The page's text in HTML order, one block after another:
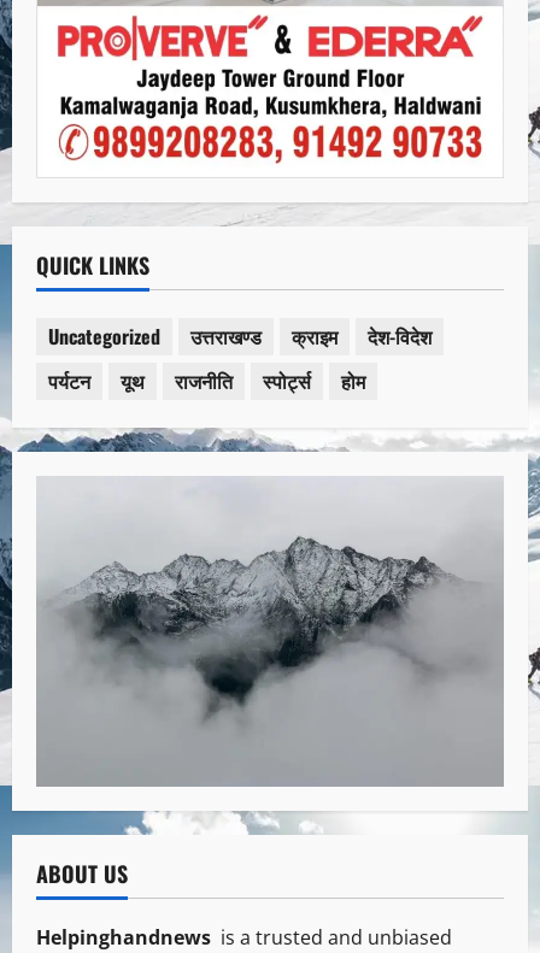
QUICK LINKS
Uncategorized उत्तराखण्ड क्राइम
देश-विदेश
पर्यटन
यूथ राजनीति स्पोर्ट्स होम
ABOUT US
Helpinghandnews is a trusted and unbiased